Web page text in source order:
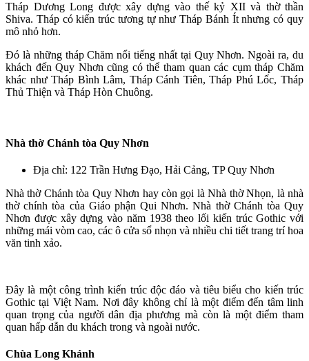
Tháp Dương Long được xây dựng vào thế kỷ XII và thờ thần
Shiva. Tháp có kiến trúc tương tự như Tháp Bánh Ít nhưng có quy
mô nhỏ hơn.
Đó là những tháp Chăm nổi tiếng nhất tại Quy Nhơn. Ngoài ra, du
khách đến Quy Nhơn cũng có thể tham quan các cụm tháp Chăm
khác như Tháp Bình Lâm, Tháp Cánh Tiên, Tháp Phú Lốc, Tháp
Thủ Thiện và Tháp Hòn Chuông.
Nhà thờ Chánh tòa Quy Nhơn
Địa chỉ: 122 Trần Hưng Đạo, Hải Cảng, TP Quy Nhơn
Nhà thờ Chánh tòa Quy Nhơn hay còn gọi là Nhà thờ Nhọn, là nhà
thờ chính tòa của Giáo phận Qui Nhơn. Nhà thờ Chánh tòa Quy
Nhơn được xây dựng vào năm 1938 theo lối kiến trúc Gothic với
những mái vòm cao, các ô cửa sổ nhọn và nhiều chi tiết trang trí hoa
văn tinh xảo.
Đây là một công trình kiến trúc độc đáo và tiêu biểu cho kiến trúc
Gothic tại Việt Nam. Nơi đây không chỉ là một điểm đến tâm linh
quan trọng của người dân địa phương mà còn là một điểm tham
quan hấp dẫn du khách trong và ngoài nước.
Chùa Long Khánh